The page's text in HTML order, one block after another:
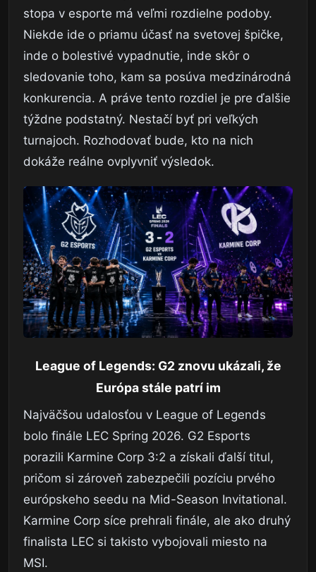
stopa v esporte má veľmi rozdielne podoby.
Niekde ide o priamu účasť na svetovej špičke,
inde o bolestivé vypadnutie, inde skôr o
sledovanie toho, kam sa posúva medzinárodná
konkurencia. A práve tento rozdiel je pre ďalšie
týždne podstatný. Nestačí byť pri veľkých
turnajoch. Rozhodovať bude, kto na nich
dokáže reálne ovplyvniť výsledok.
League of Legends: G2 znovu ukázali, že
Európa stále patrí im
Najväčšou udalosťou v League of Legends
bolo finále LEC Spring 2026. G2 Esports
porazili Karmine Corp 3:2 a získali ďalší titul,
pričom si zároveň zabezpečili pozíciu prvého
európskeho seedu na Mid-Season Invitational.
Karmine Corp síce prehrali finále, ale ako druhý
finalista LEC si takisto vybojovali miesto na
MSI.